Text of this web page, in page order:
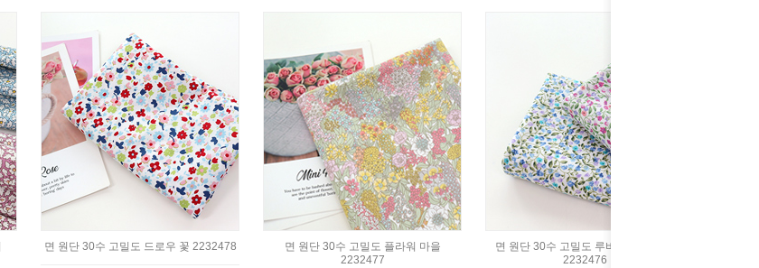
면 원단 30수 고밀도 드로우 꽃 2232478
면 원단 30수 고밀도 플라워 마을
2232477
면 원단 30수 고밀도 루비 잔꽃 2color
2232476